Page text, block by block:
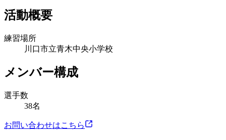
活動概要
練習場所
川口市立青木中央小学校
メンバー構成
選手数
38名
お問い合わせはこちら